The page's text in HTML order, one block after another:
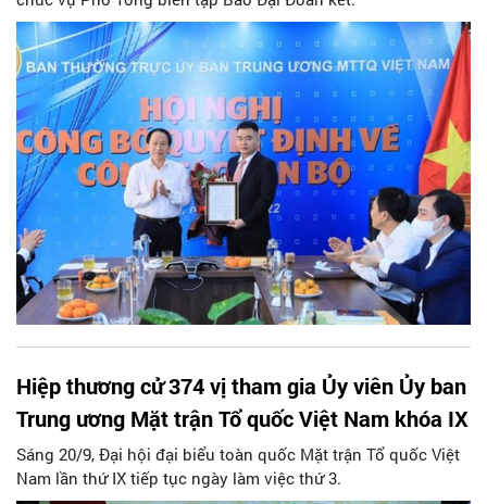
Hiệp thương cử 374 vị tham gia Ủy viên Ủy ban
Trung ương Mặt trận Tổ quốc Việt Nam khóa IX
Sáng 20/9, Đại hội đại biểu toàn quốc Mặt trận Tổ quốc Việt
Nam lần thứ IX tiếp tục ngày làm việc thứ 3.